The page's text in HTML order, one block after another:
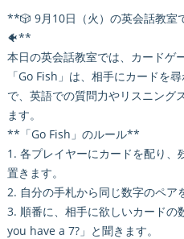
**🎲 9月10日（火）の英会話教室
🐠**
本日の英会話教室では、カードゲ
「Go Fish」は、相手にカードを
で、英語での質問力やリスニング
ます。
**「Go Fish」のルール**
1. 各プレイヤーにカードを配り、
置きます。
2. 自分の手札から同じ数字のペア
3. 順番に、相手に欲しいカードの
you have a 7?」と聞きます。